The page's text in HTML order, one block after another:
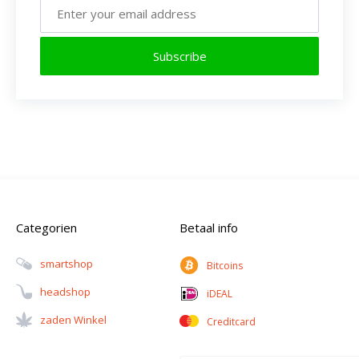
van
tabak
is
naar
voren...
Subscribe
Categorien
Smartshop
Headshop
Zaden Winkel
Betaal info
Bitcoins
iDEAL
Creditcard